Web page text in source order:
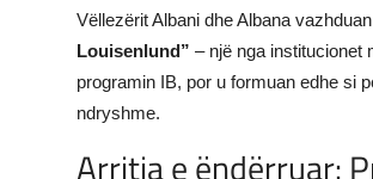
Vëllezërit Albani dhe Albana
Louisenlund” – një nga institucionet
programin IB, por u formuan edhe si
ndryshme.
Arritja e ëndërruar: